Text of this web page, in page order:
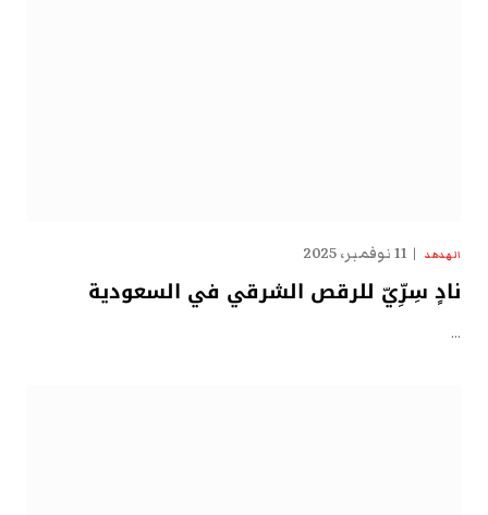
الهدهد 11 نوفمبر، 2025
نادٍ سِرِّيّ للرقص الشرقي في السعودية
…